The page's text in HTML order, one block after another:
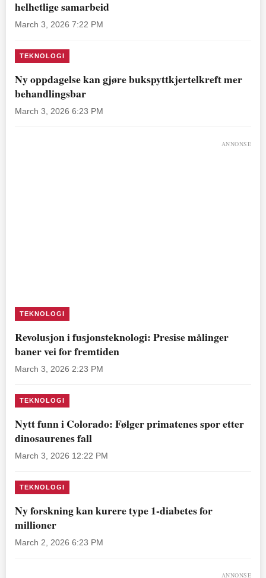
helhetlige samarbeid
March 3, 2026 7:22 PM
TEKNOLOGI
Ny oppdagelse kan gjøre bukspyttkjertelkreft mer
behandlingsbar
March 3, 2026 6:23 PM
ANNONSE
TEKNOLOGI
Revolusjon i fusjonsteknologi: Presise målinger
baner vei for fremtiden
March 3, 2026 2:23 PM
TEKNOLOGI
Nytt funn i Colorado: Følger primatenes spor etter
dinosaurenes fall
March 3, 2026 12:22 PM
TEKNOLOGI
Ny forskning kan kurere type 1-diabetes for
millioner
March 2, 2026 6:23 PM
ANNONSE